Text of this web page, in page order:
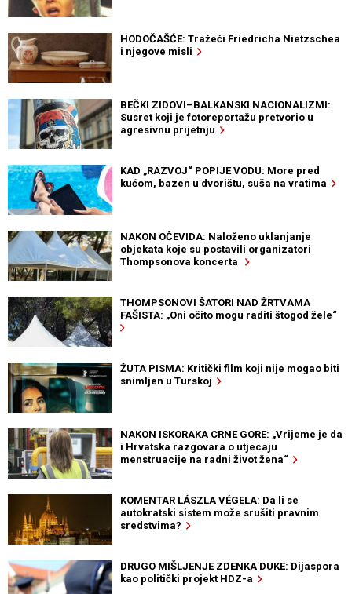
HODOČAŠĆE: Tražeći Friedricha Nietzschea
i njegove misli
BEČKI ZIDOVI–BALKANSKI NACIONALIZMI:
Susret koji je fotoreportažu pretvorio u
agresivnu prijetnju
KAD „RAZVOJ“ POPIJE VODU: More pred
kućom, bazen u dvorištu, suša na vratima
NAKON OČEVIDA: Naloženo uklanjanje
objekata koje su postavili organizatori
Thompsonova koncerta
THOMPSONOVI ŠATORI NAD ŽRTVAMA
FAŠISTA: „Oni očito mogu raditi štogod žele“
ŽUTA PISMA: Kritički film koji nije mogao biti
snimljen u Turskoj
NAKON ISKORAKA CRNE GORE: „Vrijeme je da
i Hrvatska razgovara o utjecaju
menstruacije na radni život žena“
KOMENTAR LÁSZLA VÉGELA: Da li se
autokratski sistem može srušiti pravnim
sredstvima?
DRUGO MIŠLJENJE ZDENKA DUKE: Dijaspora
kao politički projekt HDZ-a